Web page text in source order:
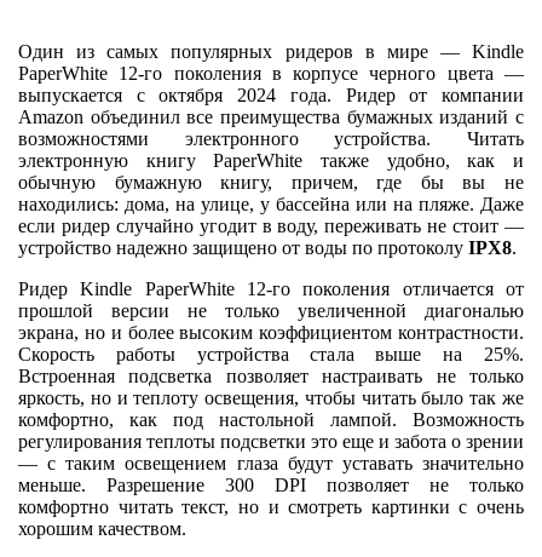
Один из самых популярных ридеров в мире — Kindle
PaperWhite 12-го поколения в корпусе черного цвета —
выпускается с октября 2024 года. Ридер от компании
Amazon объединил все преимущества бумажных изданий с
возможностями электронного устройства. Читать
электронную книгу PaperWhite также удобно, как и
обычную бумажную книгу, причем, где бы вы не
находились: дома, на улице, у бассейна или на пляже. Даже
если ридер случайно угодит в воду, переживать не стоит —
устройство надежно защищено от воды по протоколу IPХ8.
Ридер Kindle PaperWhite 12-го поколения отличается от
прошлой версии не только увеличенной диагональю
экрана, но и более высоким коэффициентом контрастности.
Скорость работы устройства стала выше на 25%.
Встроенная подсветка позволяет настраивать не только
яркость, но и теплоту освещения, чтобы читать было так же
комфортно, как под настольной лампой. Возможность
регулирования теплоты подсветки это еще и забота о зрении
— с таким освещением глаза будут уставать значительно
меньше. Разрешение 300 DPI позволяет не только
комфортно читать текст, но и смотреть картинки с очень
хорошим качеством.